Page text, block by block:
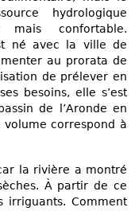
hydrologique
confortable.
né avec la ville de
au prorata de
de prélever en
besoins, elle s’est
de l’Aronde en
correspond à
la rivière a montré
À partir de ce
irriguants. Comment